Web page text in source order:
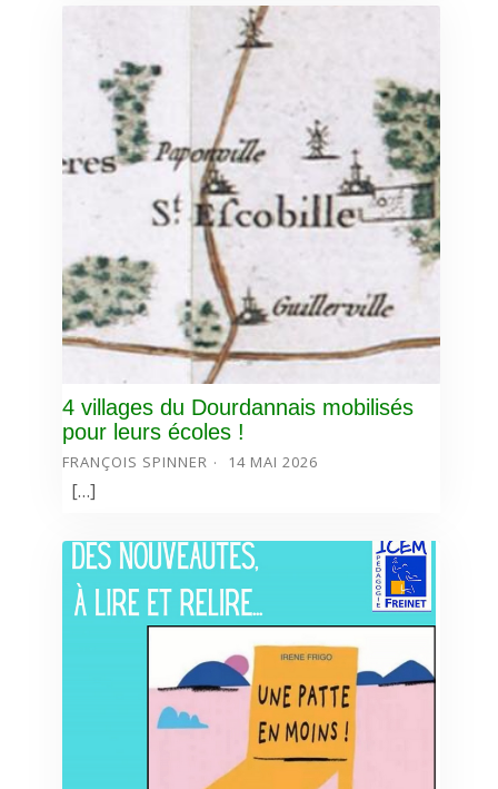
4 villages du Dourdannais mobilisés
pour leurs écoles !
FRANÇOIS SPINNER 14 MAI 2026
[…]